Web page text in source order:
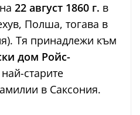
22 август 1860 г. в
Полша, тогава в
Тя принадлежи към
дом Ройс-
старите
в Саксония.